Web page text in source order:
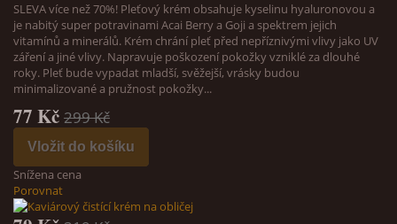
SLEVA více než 70%! Pleťový krém obsahuje kyselinu hyaluronovou a
je nabitý super potravinami Acai Berry a Goji a spektrem jejich
vitamínů a minerálů. Krém chrání pleť před nepříznivými vlivy jako UV
záření a jiné vlivy. Napravuje poškození pokožky vzniklé za dlouhé
roky. Pleť bude vypadat mladší, svěžejší, vrásky budou
minimalizované a pružnost pokožky...
77 Kč 299 Kč
Vložit do košíku
Snížena cena
Porovnat